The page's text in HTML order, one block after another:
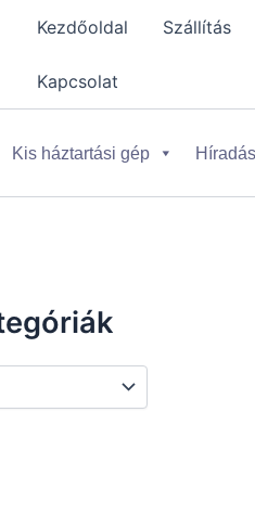
Kezdőoldal Szállítás
Kapcsolat
Kis háztartási gép